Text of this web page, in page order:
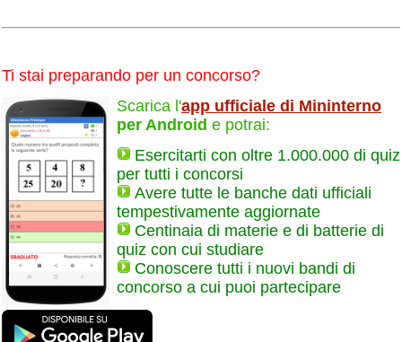
Ti stai preparando per un concorso?
Scarica l'app ufficiale di Mininterno
per Android e potrai:
Esercitarti con oltre 1.000.000 di quiz
per tutti i concorsi
Avere tutte le banche dati ufficiali
tempestivamente aggiornate
Centinaia di materie e di batterie di
quiz con cui studiare
Conoscere tutti i nuovi bandi di
concorso a cui puoi partecipare